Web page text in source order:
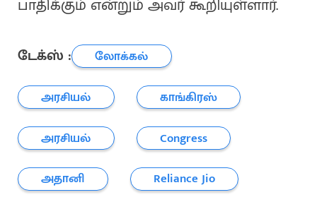
பாதிக்கும் என்றும் அவர் கூறியுள்ளார்.
டேக்ஸ் :
லோக்கல்
அரசியல்
காங்கிரஸ்
அரசியல்
Congress
அதானி
Reliance Jio